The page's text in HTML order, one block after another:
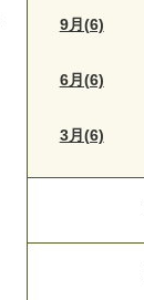
9月(6)
6月(6)
3月(6)